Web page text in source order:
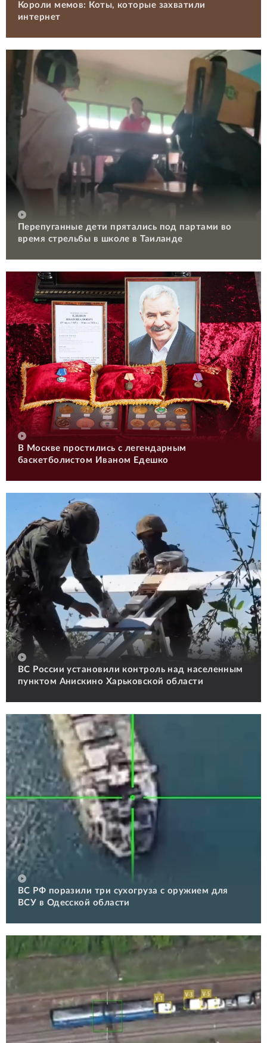
Короли мемов: Коты, которые захватили
интернет
Перепуганные дети прятались под партами во
время стрельбы в школе в Таиланде
В Москве простились с легендарным
баскетболистом Иваном Едешко
ВС России установили контроль над населенным
пунктом Анискино Харьковской области
ВС РФ поразили три сухогруза с оружием для
ВСУ в Одесской области